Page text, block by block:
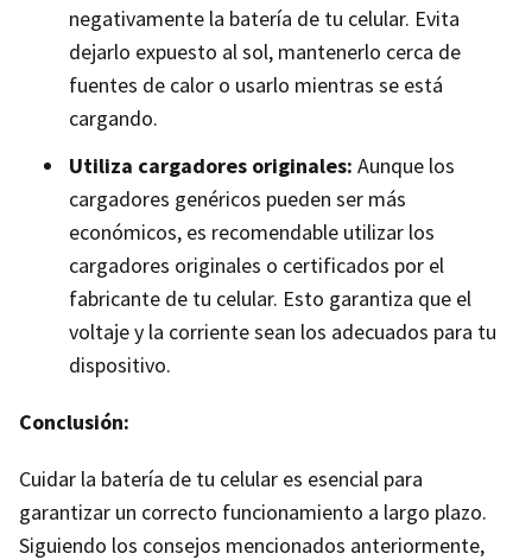
negativamente la batería de tu celular. Evita
dejarlo expuesto al sol, mantenerlo cerca de
fuentes de calor o usarlo mientras se está
cargando.
Utiliza cargadores originales: Aunque los
cargadores genéricos pueden ser más
económicos, es recomendable utilizar los
cargadores originales o certificados por el
fabricante de tu celular. Esto garantiza que el
voltaje y la corriente sean los adecuados para tu
dispositivo.
Conclusión:
Cuidar la batería de tu celular es esencial para
garantizar un correcto funcionamiento a largo plazo.
Siguiendo los consejos mencionados anteriormente,